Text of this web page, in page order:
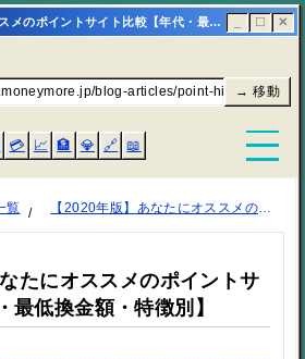
【2020年版】あなたにオススメのポイントサイト比較【年代・最低換金額・特徴別】 | マネモア ☐ ✕
blog-articles/point-hikaku-→ 移動
💳 📈 🏦 💎 🔗 📖
覧 【2020年版】あなたにオススメのポイントサイト比較【年代・最低換金額・特徴別】
たにオススメのポイントサ
最低換金額・特徴別】